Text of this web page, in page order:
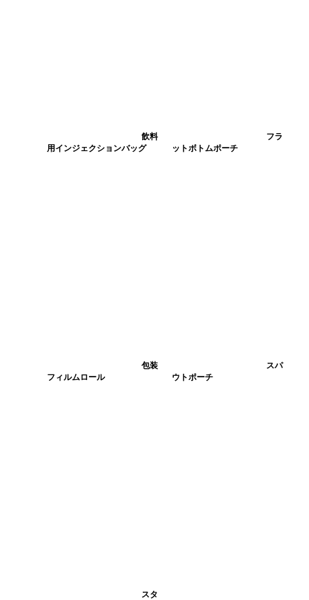
飲料
用インジェクションバッグ
フラ
ットボトムポーチ
包装
フィルムロール
スパ
ウトポーチ
スタ